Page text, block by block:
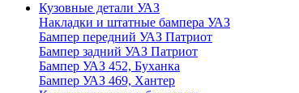
Кузовные детали УАЗ
Накладки и штатные бампера УАЗ
Бампер передний УАЗ Патриот
Бампер задний УАЗ Патриот
Бампер УАЗ 452, Буханка
Бампер УАЗ 469, Хантер